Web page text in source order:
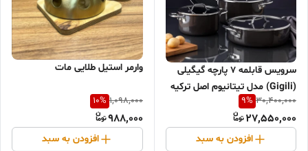
سرویس قابلمه ۷ پارچه گیگیلی
(Gigili) مدل تیتانیوم اصل ترکیه
رنگ مشکی
30,400,000
9%
27,550,000
افزودن به سبد
وارمر استیل طلایی مات
1,098,000
10%
988,000
افزودن به سبد